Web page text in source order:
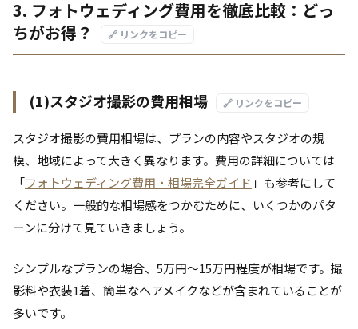
3. フォトウェディング費用を徹底比較：どっ
ちがお得？
🔗 リンクをコピー
(1)スタジオ撮影の費用相場 🔗 リンクをコピー
スタジオ撮影の費用相場は、プランの内容やスタジオの規
模、地域によって大きく異なります。費用の詳細については
「フォトウェディング費用・相場完全ガイド 」も参考にして
ください。一般的な相場感をつかむために、いくつかのパタ
ーンに分けて見ていきましょう。
シンプルなプランの場合、5万円～15万円程度が相場です。撮
影料や衣装1着、簡単なヘアメイクなどが含まれていることが
多いです。